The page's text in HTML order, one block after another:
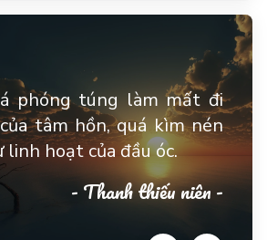
phóng túng làm mất đi
tâm hồn, quá kìm nén
linh hoạt của đầu óc.
- Thanh thiếu niên -